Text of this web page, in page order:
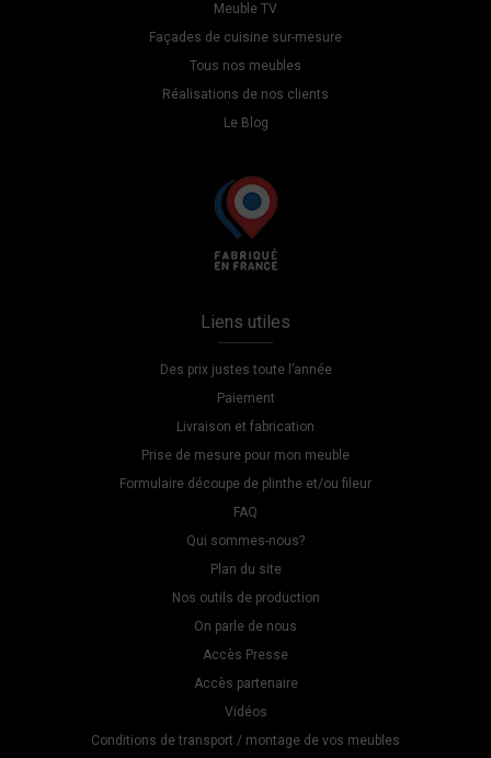
Meuble TV
Façades de cuisine sur-mesure
Tous nos meubles
Réalisations de nos clients
Le Blog
Liens utiles
Des prix justes toute l’année
Paiement
Livraison et fabrication
Prise de mesure pour mon meuble
Formulaire découpe de plinthe et/ou fileur
FAQ
Qui sommes-nous?
Plan du site
Nos outils de production
On parle de nous
Accès Presse
Accès partenaire
Vidéos
Conditions de transport / montage de vos meubles